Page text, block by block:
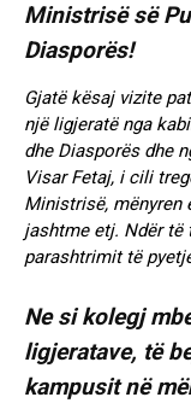
Ministrisë së
Diasporës!
Gjatë kësaj vizite
një ligjeratë nga
dhe Diasporës dhe
Visar Fetaj, i cili
Ministrisë,
jashtme etj. Ndër të
parashtrimit të
Ne si kolegj
ligjeratave, të
kampusit në